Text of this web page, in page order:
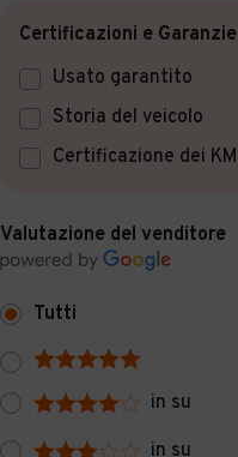
Certificazioni e Garanzie
Usato garantito
Storia del veicolo
Certificazione dei KM
Valutazione del venditore
Tutti
in su
in su